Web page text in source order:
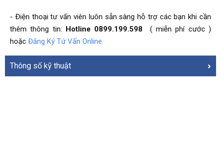
- Điện thoại tư vấn viên luôn sẵn sàng hỗ trợ các bạn khi cần
thêm thông tin: Hotline 0899.199.598
( miễn phí cước )
hoặc Đăng Ký Tứ Vấn Online
Thông số kỹ thuật